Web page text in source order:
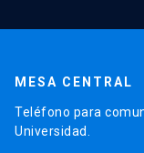
MESA CENTRAL
Teléfono para
Universidad.